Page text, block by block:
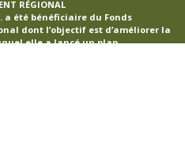
RÉGIONAL
a été bénéficiaire du Fonds
dont l’objectif est d’améliorer la
elle a lancé un plan